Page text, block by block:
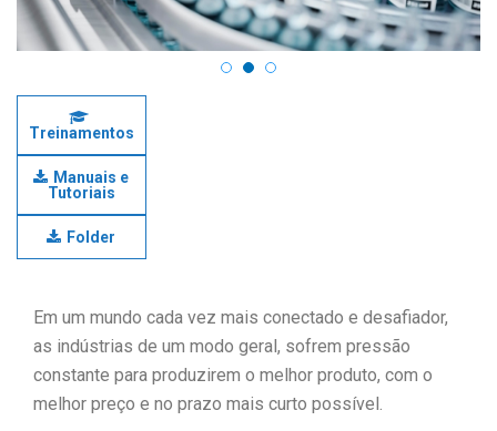
Treinamentos
Manuais e
Tutoriais
Folder
Em um mundo cada vez mais conectado e desafiador,
as indústrias de um modo geral, sofrem pressão
constante para produzirem o melhor produto, com o
melhor preço e no prazo mais curto possível.